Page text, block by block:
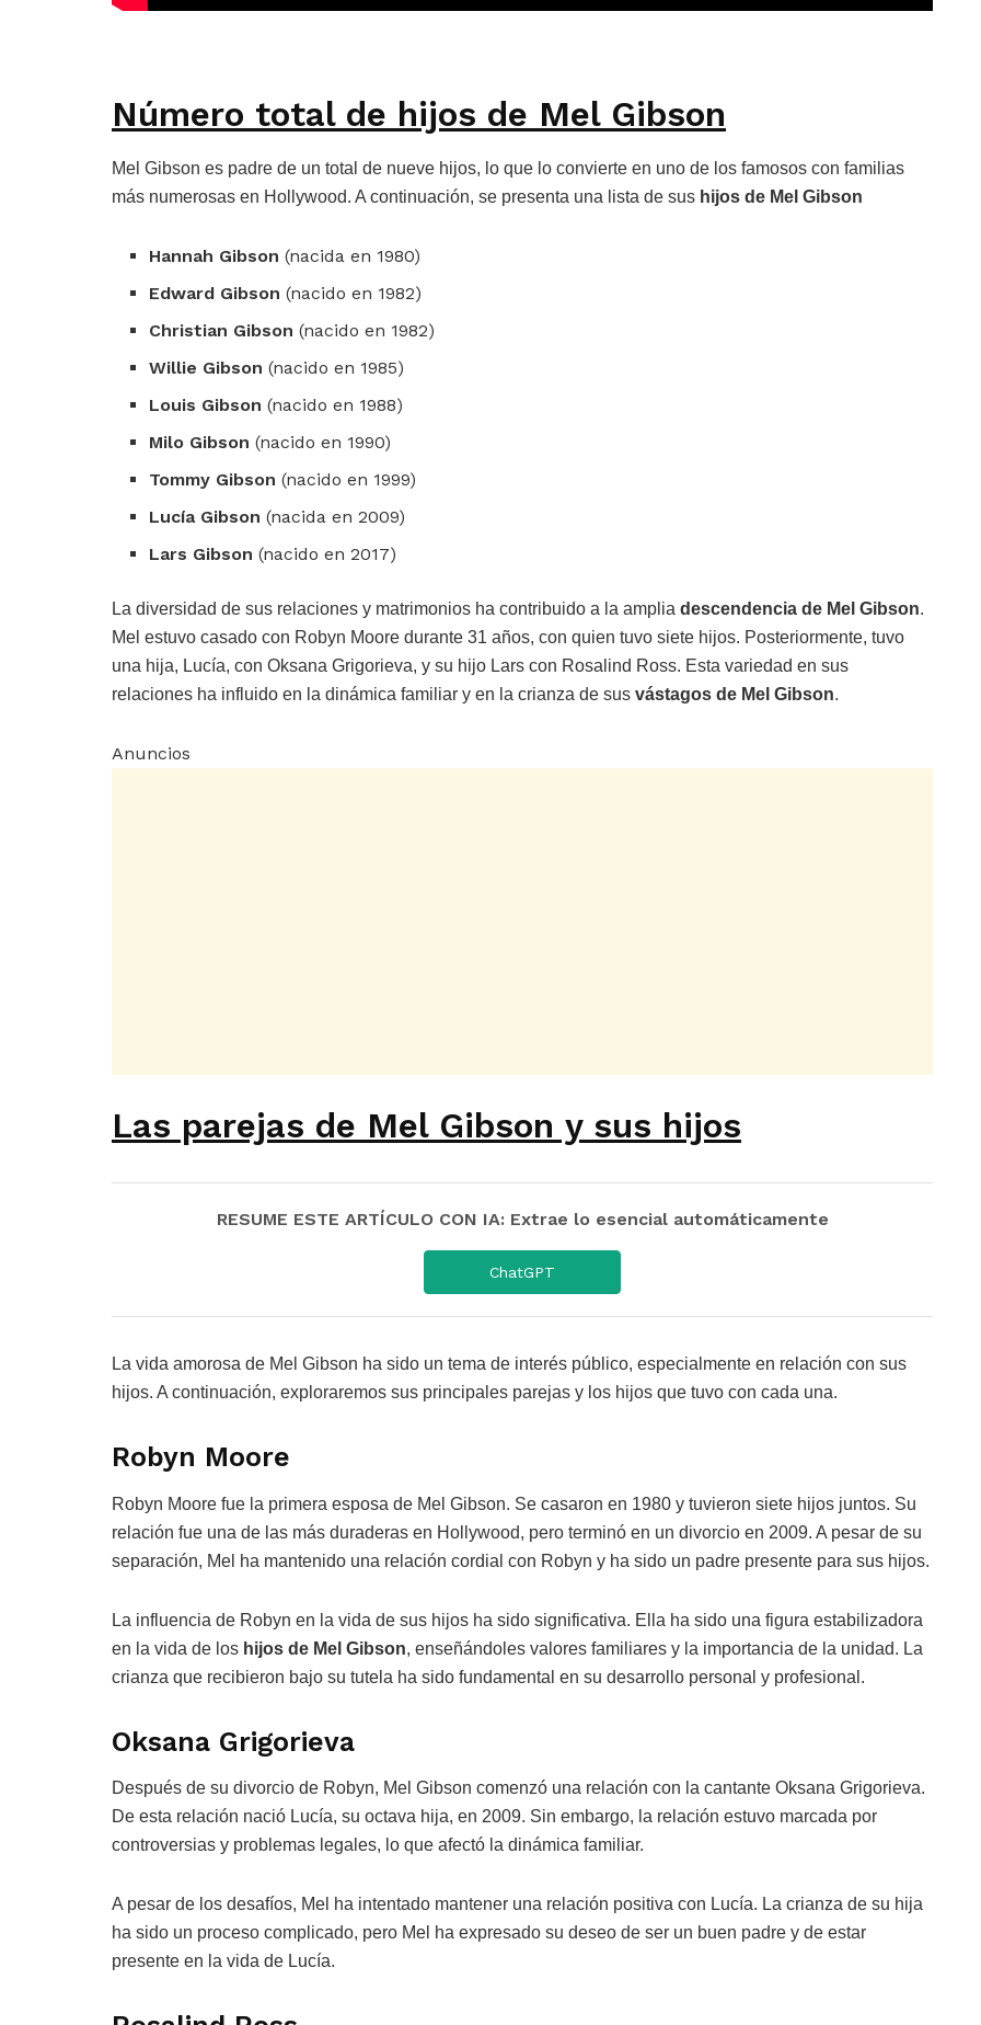
Número total de hijos de Mel Gibson
Mel Gibson es padre de un total de nueve hijos, lo que lo convierte en uno de los famosos con familias
más numerosas en Hollywood. A continuación, se presenta una lista de sus hijos de Mel Gibson
Hannah Gibson (nacida en 1980)
Edward Gibson (nacido en 1982)
Christian Gibson (nacido en 1982)
Willie Gibson (nacido en 1985)
Louis Gibson (nacido en 1988)
Milo Gibson (nacido en 1990)
Tommy Gibson (nacido en 1999)
Lucía Gibson (nacida en 2009)
Lars Gibson (nacido en 2017)
La diversidad de sus relaciones y matrimonios ha contribuido a la amplia descendencia de Mel Gibson.
Mel estuvo casado con Robyn Moore durante 31 años, con quien tuvo siete hijos. Posteriormente, tuvo
una hija, Lucía, con Oksana Grigorieva, y su hijo Lars con Rosalind Ross. Esta variedad en sus
relaciones ha influido en la dinámica familiar y en la crianza de sus vástagos de Mel Gibson.
Anuncios
Las parejas de Mel Gibson y sus hijos
RESUME ESTE ARTÍCULO CON IA: Extrae lo esencial automáticamente
ChatGPT
La vida amorosa de Mel Gibson ha sido un tema de interés público, especialmente en relación con sus
hijos. A continuación, exploraremos sus principales parejas y los hijos que tuvo con cada una.
Robyn Moore
Robyn Moore fue la primera esposa de Mel Gibson. Se casaron en 1980 y tuvieron siete hijos juntos. Su
relación fue una de las más duraderas en Hollywood, pero terminó en un divorcio en 2009. A pesar de su
separación, Mel ha mantenido una relación cordial con Robyn y ha sido un padre presente para sus hijos.
La influencia de Robyn en la vida de sus hijos ha sido significativa. Ella ha sido una figura estabilizadora
en la vida de los hijos de Mel Gibson, enseñándoles valores familiares y la importancia de la unidad. La
crianza que recibieron bajo su tutela ha sido fundamental en su desarrollo personal y profesional.
Oksana Grigorieva
Después de su divorcio de Robyn, Mel Gibson comenzó una relación con la cantante Oksana Grigorieva.
De esta relación nació Lucía, su octava hija, en 2009. Sin embargo, la relación estuvo marcada por
controversias y problemas legales, lo que afectó la dinámica familiar.
A pesar de los desafíos, Mel ha intentado mantener una relación positiva con Lucía. La crianza de su hija
ha sido un proceso complicado, pero Mel ha expresado su deseo de ser un buen padre y de estar
presente en la vida de Lucía.